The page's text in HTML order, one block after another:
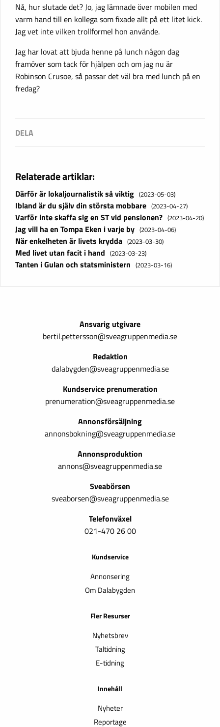
Nå, hur slutade det? Jo, jag lämnade över mobilen med
varm hand till en kollega som fixade allt på ett litet kick.
Jag vet inte vilken trollformel hon använde.
Jag har lovat att bjuda henne på lunch någon dag
framöver som tack för hjälpen och om jag nu är
Robinson Crusoe, så passar det väl bra med lunch på en
fredag?
Relaterade artiklar:
Därför är lokaljournalistik så viktig (2023-05-03)
Ibland är du själv din största mobbare (2023-04-27)
Varför inte skaffa sig en ST vid pensionen? (2023-04-20)
Jag vill ha en Tompa Eken i varje by (2023-04-06)
När enkelheten är livets krydda (2023-03-30)
Med livet utan facit i hand (2023-03-23)
Tanten i Gulan och statsministern (2023-03-16)
Ansvarig utgivare
bertil.pettersson@sveagruppenmedia.se
Redaktion
dalabygden@sveagruppenmedia.se
Kundservice prenumeration
prenumeration@sveagruppenmedia.se
Annonsförsäljning
annonsbokning@sveagruppenmedia.se
Annonsproduktion
annons@sveagruppenmedia.se
Sveabörsen
sveaborsen@sveagruppenmedia.se
Telefonväxel
021-470 26 00
Kundservice
Annonsering
Om Dalabygden
Fler Resurser
Nyhetsbrev
Taltidning
E-tidning
Innehåll
Nyheter
Reportage